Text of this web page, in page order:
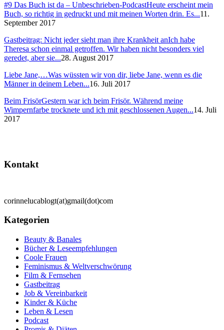
#9 Das Buch ist da – Unbeschrieben-PodcastHeute erscheint mein
Buch, so richtig in gedruckt und mit meinen Worten drin. Es...11.
September 2017
Gastbeitrag: Nicht jeder sieht man ihre Krankheit anIch habe
Theresa schon einmal getroffen. Wir haben nicht besonders viel
geredet, aber sie...28. August 2017
Liebe Jane,…Was wüssten wir von dir, liebe Jane, wenn es die
Männer in deinem Leben...16. Juli 2017
Beim FrisörGestern war ich beim Frisör. Während meine
Wimpernfarbe trocknete und ich mit geschlossenen Augen...14. Juli
2017
Kontakt
corinnelucablogt(at)gmail(dot)com
Kategorien
Beauty & Banales
Bücher & Leseempfehlungen
Coole Frauen
Feminismus & Weltverschwörung
Film & Fernsehen
Gastbeitrag
Job & Vereinbarkeit
Kinder & Küche
Leben & Lesen
Podcast